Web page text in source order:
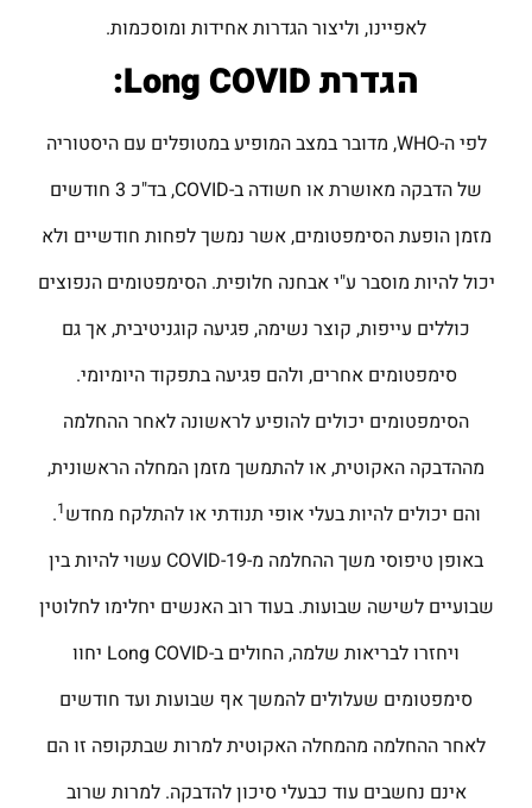
לאפיינו, וליצור הגדרות אחידות ומוסכמות.
הגדרתLong COVID
:
לפי ה-WHO, מדובר במצב המופיע במטופלים עם היסטוריה
של הדבקה מאושרת או חשודה ב-COVID, בד"כ 3 חודשים
מזמן הופעת הסימפטומים, אשר נמשך לפחות חודשיים ולא
יכול להיות מוסבר ע"י אבחנה חלופית. הסימפטומים הנפוצים
כוללים עייפות, קוצר נשימה, פגיעה קוגניטיבית, אך גם
סימפטומים אחרים, ולהם פגיעה בתפקוד היומיומי.
הסימפטומים יכולים להופיע לראשונה לאחר ההחלמה
מההדבקה האקוטית, או להתמשך מזמן המחלה הראשונית,
והם יכולים להיות בעלי אופי תנודתי או להתלקח מחדש1
.
באופן טיפוסי משך ההחלמה מ-COVID-19 עשוי להיות בין
שבועיים לשישה שבועות. בעוד רוב האנשים יחלימו לחלוטין
ויחזרו לבריאות שלמה, החולים ב-Long COVID יחוו
סימפטומים שעלולים להמשך אף שבועות ועד חודשים
לאחר ההחלמה מהמחלה האקוטית למרות שבתקופה זו הם
אינם נחשבים עוד כבעלי סיכון להדבקה. למרות שרוב